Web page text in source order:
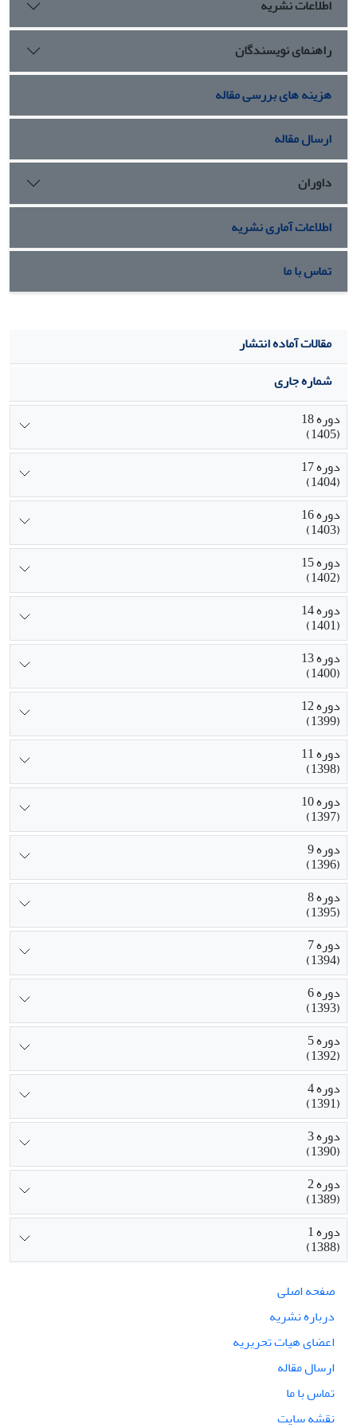
اطلاعات نشریه
راهنمای نویسندگان
هزینه های بررسی مقاله
ارسال مقاله
داوران
اطلاعات آماری نشریه
تماس با ما
مقالات آماده انتشار
شماره جاری
دوره 18
(1405)
دوره 17
(1404)
دوره 16
(1403)
دوره 15
(1402)
دوره 14
(1401)
دوره 13
(1400)
دوره 12
(1399)
دوره 11
(1398)
دوره 10
(1397)
دوره 9
(1396)
دوره 8
(1395)
دوره 7
(1394)
دوره 6
(1393)
دوره 5
(1392)
دوره 4
(1391)
دوره 3
(1390)
دوره 2
(1389)
دوره 1
(1388)
صفحه اصلی
درباره نشریه
اعضای هیات تحریریه
ارسال مقاله
تماس با ما
نقشه سایت